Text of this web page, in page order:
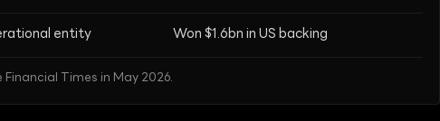
entity Won $1.6bn in US backing
Times in May 2026.